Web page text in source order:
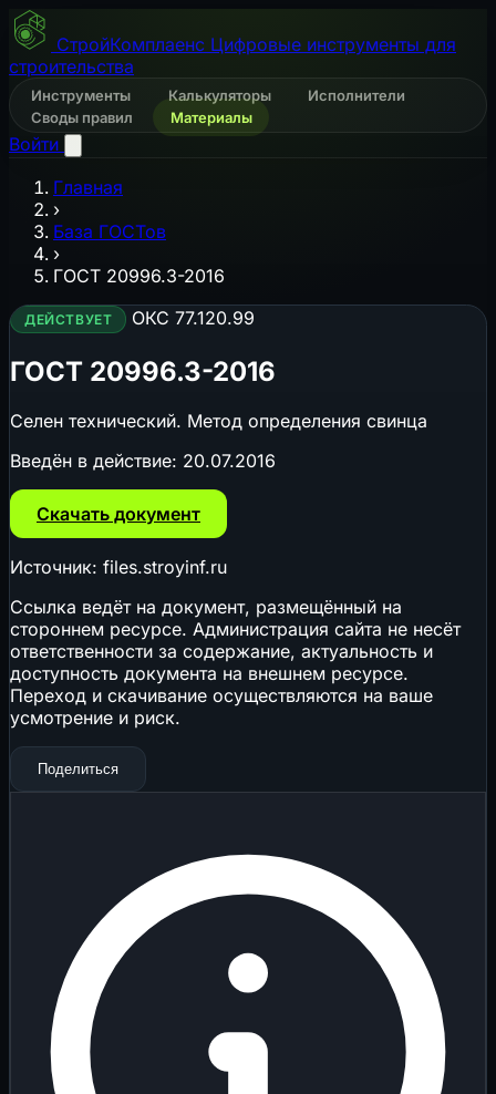
СтройКомплаенс Цифровые инструменты для
строительства
Инструменты Калькуляторы
Исполнители
Своды правил
Материалы
Войти
Главная
›
База ГОСТов
›
ГОСТ 20996.3-2016
ДЕЙСТВУЕТ ОКС 77.120.99
ГОСТ 20996.3-2016
Селен технический. Метод определения свинца
Введён в действие: 20.07.2016
Скачать документ
Источник: files.stroyinf.ru
Ссылка ведёт на документ, размещённый на
стороннем ресурсе. Администрация сайта не несёт
ответственности за содержание, актуальность и
доступность документа на внешнем ресурсе.
Переход и скачивание осуществляются на ваше
усмотрение и риск.
Поделиться